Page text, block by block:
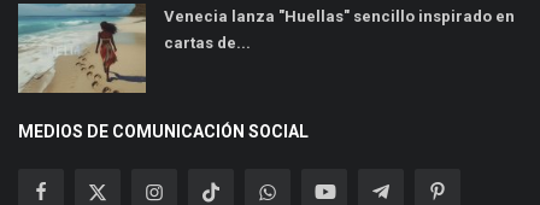
Venecia lanza "Huellas" sencillo inspirado en
cartas de...
MEDIOS DE COMUNICACIÓN SOCIAL